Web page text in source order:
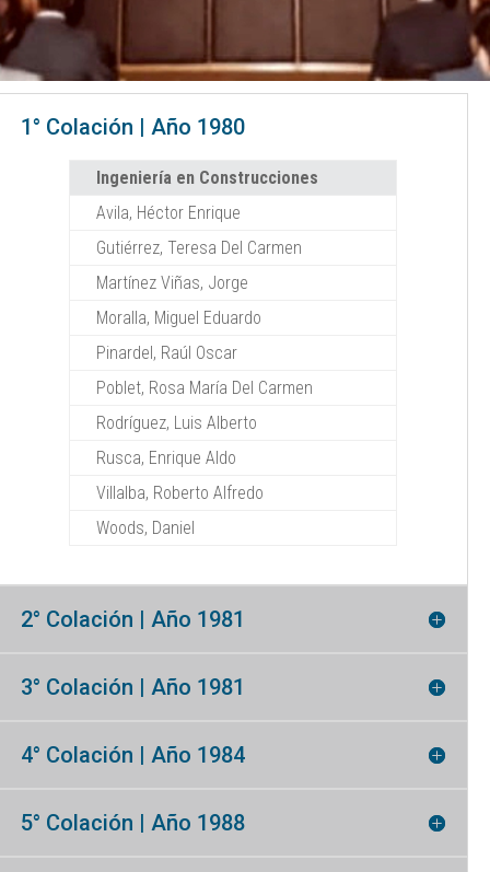
1° Colación | Año 1980
Ingeniería en Construcciones
Avila, Héctor Enrique
Gutiérrez, Teresa Del Carmen
Martínez Viñas, Jorge
Moralla, Miguel Eduardo
Pinardel, Raúl Oscar
Poblet, Rosa María Del Carmen
Rodríguez, Luis Alberto
Rusca, Enrique Aldo
Villalba, Roberto Alfredo
Woods, Daniel
2° Colación | Año 1981
3° Colación | Año 1981
4° Colación | Año 1984
5° Colación | Año 1988